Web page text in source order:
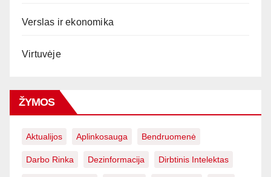
Verslas ir ekonomika
Virtuvėje
ŽYMOS
Aktualijos Aplinkosauga Bendruomenė
Darbo Rinka Dezinformacija Dirbtinis Intelektas